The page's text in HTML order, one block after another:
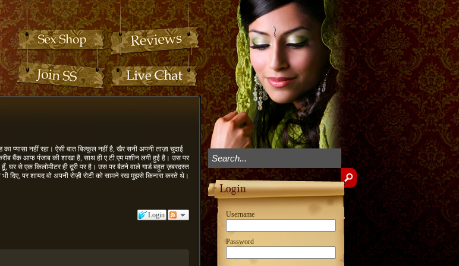
नहीं रहा। ऐसी बात बिल्कुल नहीं है, खैर सनी अपनी ताज़ा चुदाई
बैंक आफ पंजाब की शाखा है, साथ ही ए.टी.एम मशीन लगी हुई है। उस पर
घर से एक किलोमीटर ही दूरी पर है। उस पर बैठने वाले गार्ड बहुत ज़बरदस्त
पर शायद वो अपनी रोज़ी रोटी को सामने रख मुझसे किनारा करते थे।
Login Username
Password